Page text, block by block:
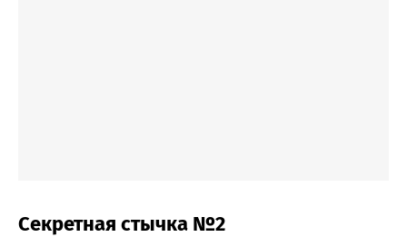
Секретная стычка №2